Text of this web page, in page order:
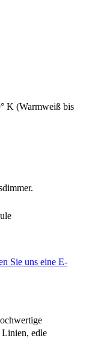
K (Warmweiß bis
Sie uns eine E-
Linien, edle